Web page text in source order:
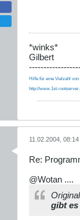
*winks*
Gilbert
Hilfe für eine Vielzahl
http://www.1st-
11.02.2004, 08:14
Re:
@Wotan ....
gibt